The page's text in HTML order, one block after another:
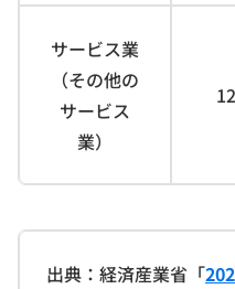
サービス業
（その他の
サービス
業）
出典：経済産業省「